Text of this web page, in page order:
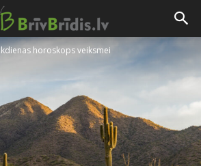
horoskops veiksmei